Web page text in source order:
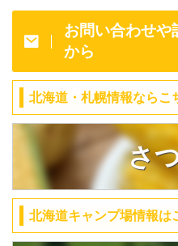
お問い合わせや
から
北海道・札幌情報ならこ
さ
北海道キャンプ場情報は